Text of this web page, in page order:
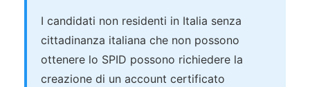
I candidati non residenti in Italia senza
cittadinanza italiana che non possono
ottenere lo SPID possono richiedere la
creazione di un account certificato